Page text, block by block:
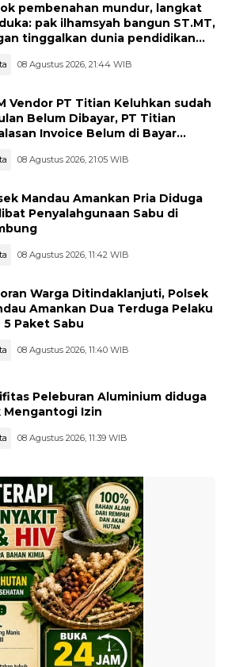
pembenahan mundur, langkat
pak ilhamsyah bangun ST.MT,
tinggalkan dunia pendidikan
08 Agustus 2026, 21:44 WIB
Vendor PT Titian Keluhkan sudah
Belum Dibayar, PT Titian
Invoice Belum di Bayar
08 Agustus 2026, 21:05 WIB
Mandau Amankan Pria Diduga
Penyalahgunaan Sabu di
08 Agustus 2026, 11:42 WIB
Warga Ditindaklanjuti, Polsek
Amankan Dua Terduga Pelaku
5 Paket Sabu
08 Agustus 2026, 11:40 WIB
Peleburan Aluminium diduga
Mengantogi Izin
08 Agustus 2026, 11:39 WIB